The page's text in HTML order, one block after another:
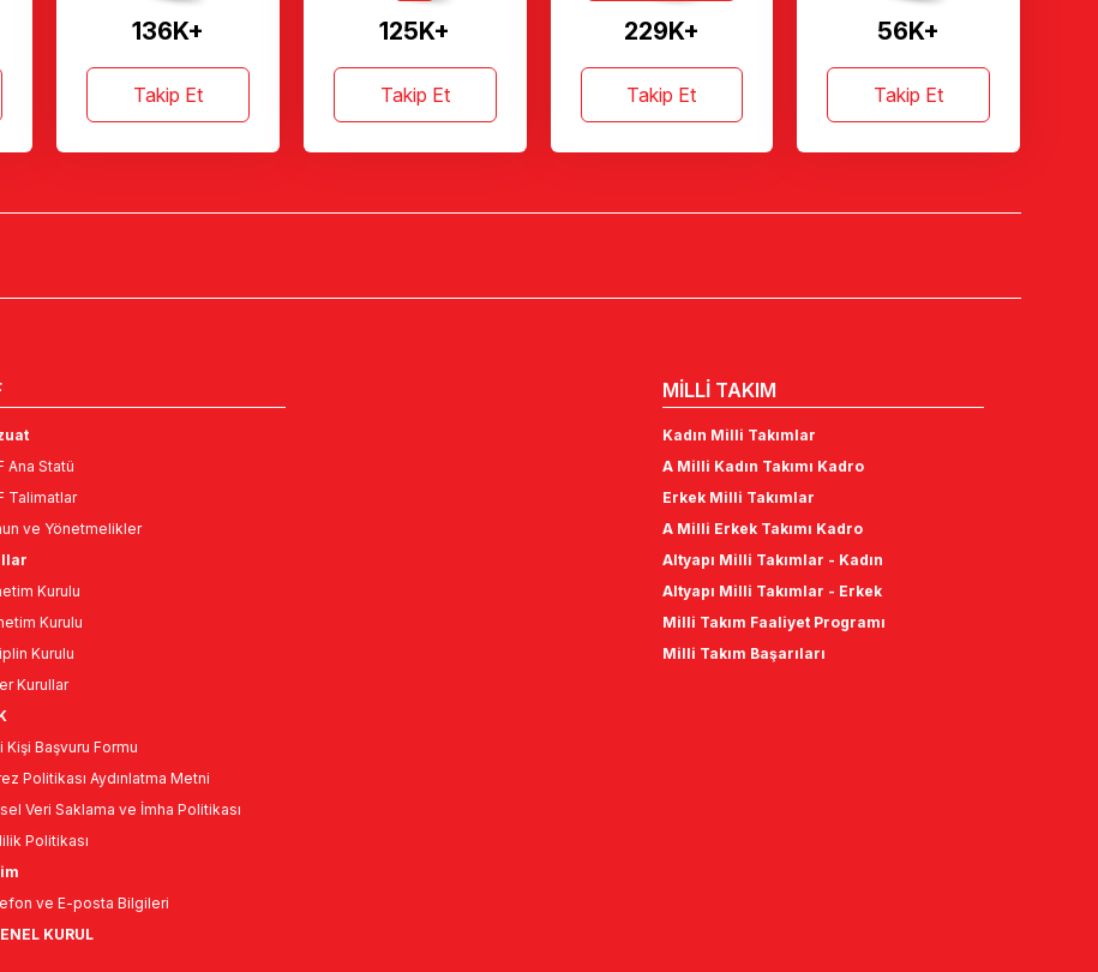
136K+
Takip Et
125K+
Takip Et
229K+
Takip Et
56K+
Takip Et
Ana Statü
Talimatlar
ve Yönetmelikler
Kurulu
Kurulu
Kurulu
Kurullar
Kişi Başvuru Formu
Politikası Aydınlatma Metni
Veri Saklama ve İmha Politikası
Politikası
ve E-posta Bilgileri
KURUL
MİLLİ TAKIM
Kadın Milli Takımlar
A Milli Kadın Takımı Kadro
Erkek Milli Takımlar
A Milli Erkek Takımı Kadro
Altyapı Milli Takımlar - Kadın
Altyapı Milli Takımlar - Erkek
Milli Takım Faaliyet Programı
Milli Takım Başarıları